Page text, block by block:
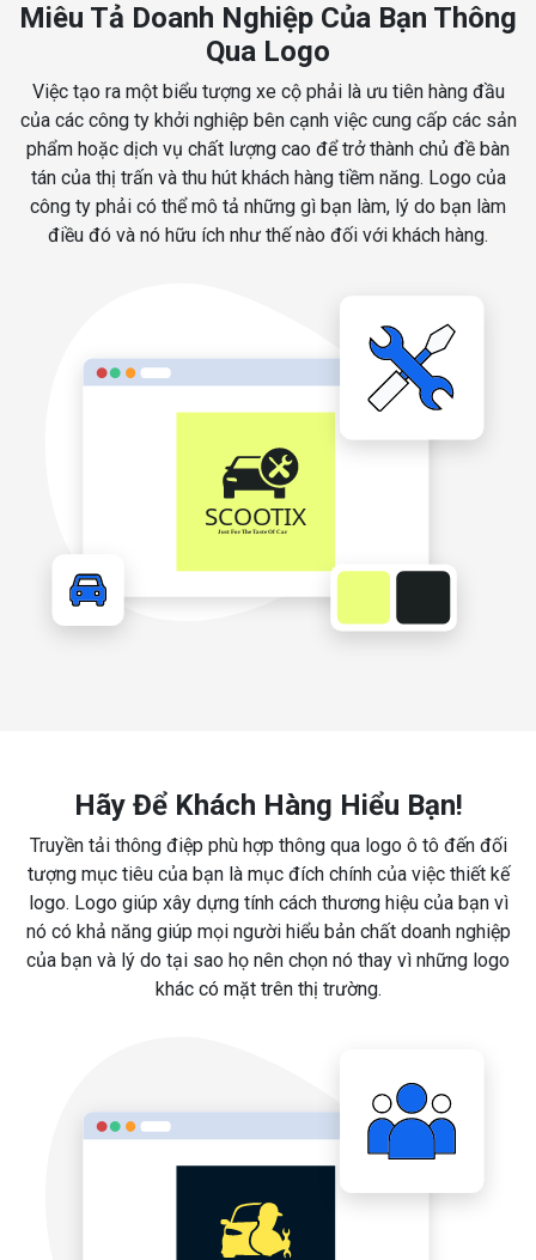
Miêu Tả Doanh Nghiệp Của Bạn Thông
Qua Logo
Việc tạo ra một biểu tượng xe cộ phải là ưu tiên hàng đầu
của các công ty khởi nghiệp bên cạnh việc cung cấp các sản
phẩm hoặc dịch vụ chất lượng cao để trở thành chủ đề bàn
tán của thị trấn và thu hút khách hàng tiềm năng. Logo của
công ty phải có thể mô tả những gì bạn làm, lý do bạn làm
điều đó và nó hữu ích như thế nào đối với khách hàng.
Hãy Để Khách Hàng Hiểu Bạn!
Truyền tải thông điệp phù hợp thông qua logo ô tô đến đối
tượng mục tiêu của bạn là mục đích chính của việc thiết kế
logo. Logo giúp xây dựng tính cách thương hiệu của bạn vì
nó có khả năng giúp mọi người hiểu bản chất doanh nghiệp
của bạn và lý do tại sao họ nên chọn nó thay vì những logo
khác có mặt trên thị trường.